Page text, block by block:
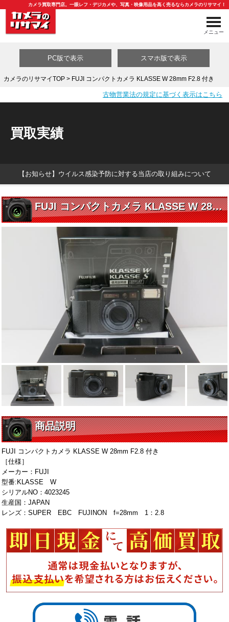
カメラ買取専門店。一眼レフ・デジカメや、写真・映像用品を高く売るならカメラのリサマイ！
メニュー
買取カテゴリ一覧
PC版で表示 スマホ版で表示
カメラのリサマイTOP> FUJI コンパクトカメラ KLASSE W 28mm F2.8 付き
古物営業法の規定に基づく表示はこちら
買取実績
【お知らせ】ウイルス感染予防に対する当店の取り組みについて
FUJI コンパクトカメラ KLASSE W 28mm F2.8 付き
商品説明
FUJI コンパクトカメラ KLASSE W 28mm F2.8 付き
［仕様］
メーカー：FUJI
型番:KLASSE W
シリアルNO：4023245
生産国：JAPAN
レンズ：SUPER EBC FUJINON f=28mm 1：2.8